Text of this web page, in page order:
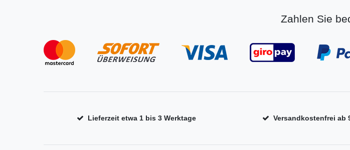
Zahlen Sie
Lieferzeit etwa 1 bis 3 Werktage Versandkostenfrei ab